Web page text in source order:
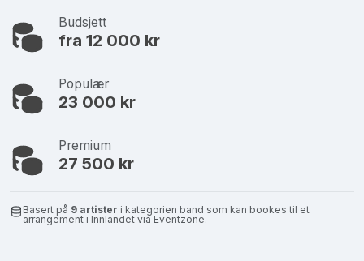
Budsjett
fra 12 000 kr
Populær
23 000 kr
Premium
27 500 kr
Basert på 9 artister i kategorien band som kan bookes til et
arrangement i Innlandet via Eventzone.